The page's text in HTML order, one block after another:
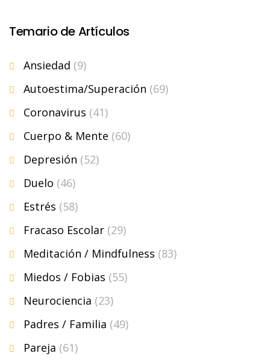
Temario de Artículos
Ansiedad (9)
Autoestima/Superación (69)
Coronavirus (41)
Cuerpo & Mente (60)
Depresión (52)
Duelo (46)
Estrés (58)
Fracaso Escolar (29)
Meditación / Mindfulness (83)
Miedos / Fobias (55)
Neurociencia (23)
Padres / Familia (49)
Pareja (61)